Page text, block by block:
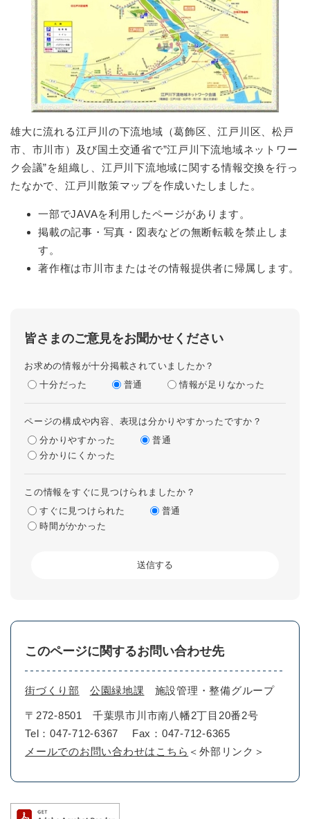
雄大に流れる江戸川の下流地域（葛飾区、江戸川区、松戸
市、市川市）及び国土交通省で”江戸川下流地域ネットワー
ク会議”を組織し、江戸川下流地域に関する情報交換を行っ
たなかで、江戸川散策マップを作成いたしました。
一部でJAVAを利用したページがあります。
掲載の記事・写真・図表などの無断転載を禁止しま
す。
著作権は市川市またはその情報提供者に帰属します。
皆さまのご意見をお聞かせください
お求めの情報が十分掲載されていましたか？
十分だった
普通 情報が足りなかった
ページの構成や内容、表現は分かりやすかったですか？
分かりやすかった
普通
分かりにくかった
この情報をすぐに見つけられましたか？
すぐに見つけられた
普通
時間がかかった
このページに関するお問い合わせ先
街づくり部 公園緑地課 施設管理・整備グループ
〒272-8501
千葉県市川市南八幡2丁目20番2号
Tel：047-712-6367
Fax：047-712-6365
メールでのお問い合わせはこちら ＜外部リンク＞